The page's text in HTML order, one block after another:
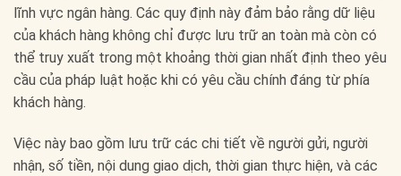
lĩnh vực ngân hàng. Các quy định này đảm bảo rằng dữ liệu
của khách hàng không chỉ được lưu trữ an toàn mà còn có
thể truy xuất trong một khoảng thời gian nhất định theo yêu
cầu của pháp luật hoặc khi có yêu cầu chính đáng từ phía
khách hàng.
Việc này bao gồm lưu trữ các chi tiết về người gửi, người
nhận, số tiền, nội dung giao dịch, thời gian thực hiện, và các